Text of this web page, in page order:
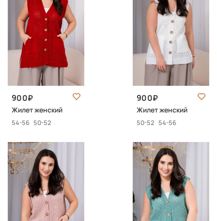
900
Жилет женский
54-56 50-52
900
Жилет женский
50-52 54-56